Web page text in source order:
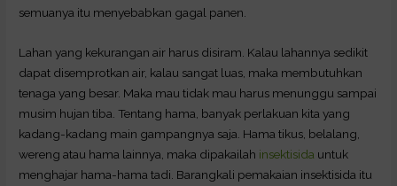
semuanya itu menyebabkan gagal panen.
Lahan yang kekurangan air harus disiram. Kalau lahannya sedikit
dapat disemprotkan air, kalau sangat luas, maka membutuhkan
tenaga yang besar. Maka mau tidak mau harus menunggu sampai
musim hujan tiba. Tentang hama, banyak perlakuan kita yang
kadang-kadang main gampangnya saja. Hama tikus, belalang,
wereng atau hama lainnya, maka dipakailah insektisida untuk
menghajar hama-hama tadi. Barangkali pemakaian insektisida itu